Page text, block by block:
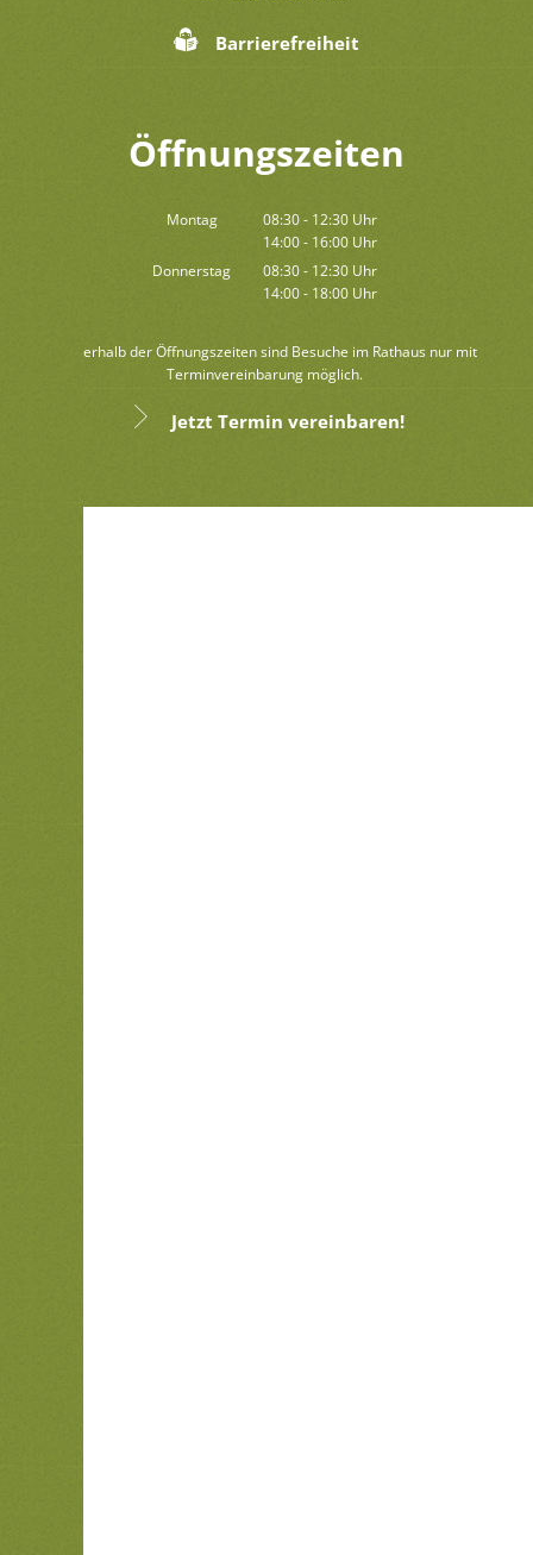
Barrierefreiheit
Öffnungszeiten
Montag 08:30- 12:30 Uhr
Von 08:30 bis 12:30 Uhr
14:00- 16:00 Uhr
Von 14:00 bis 16:00 Uhr
Donnerstag 08:30- 12:30 Uhr
Von 08:30 bis 12:30 Uhr
14:00- 18:00 Uhr
Außerhalb der Öffnungszeiten sind Besuche im Rathaus nur mit
Terminvereinbarung möglich.
Jetzt Termin vereinbaren!